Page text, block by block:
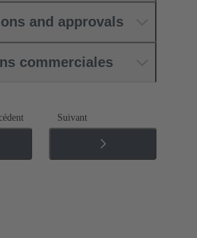
and approvals
commerciales
Suivant